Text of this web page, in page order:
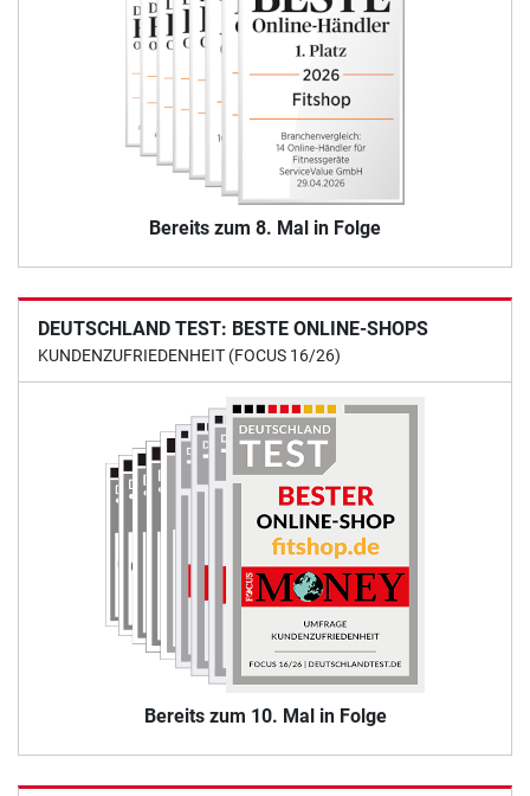
Bereits zum 8. Mal in Folge
DEUTSCHLAND TEST: BESTE ONLINE-SHOPS
KUNDENZUFRIEDENHEIT (FOCUS 16/26)
Bereits zum 10. Mal in Folge